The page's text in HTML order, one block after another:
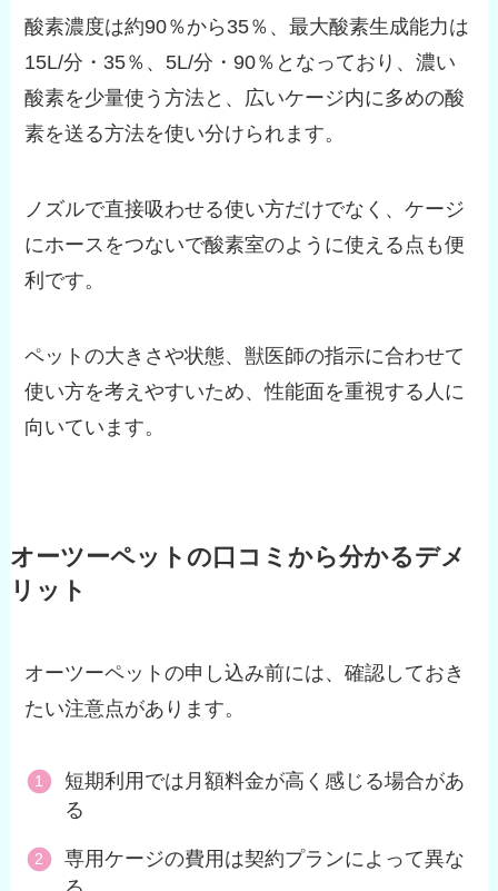
酸素濃度は約90％から35％、最大酸素生成能力は
15L/分・35％、5L/分・90％となっており、濃い
酸素を少量使う方法と、広いケージ内に多めの酸
素を送る方法を使い分けられます。
ノズルで直接吸わせる使い方だけでなく、ケージ
にホースをつないで酸素室のように使える点も便
利です。
ペットの大きさや状態、獣医師の指示に合わせて
使い方を考えやすいため、性能面を重視する人に
向いています。
オーツーペットの口コミから分かるデメ
リット
オーツーペットの申し込み前には、確認しておき
たい注意点があります。
短期利用では月額料金が高く感じる場合があ
る
専用ケージの費用は契約プランによって異な